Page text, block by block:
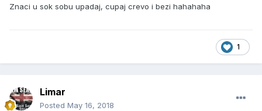
Znaci u sok sobu upadaj, cupaj crevo i bezi hahahaha
1
Limar
Posted May 16, 2018